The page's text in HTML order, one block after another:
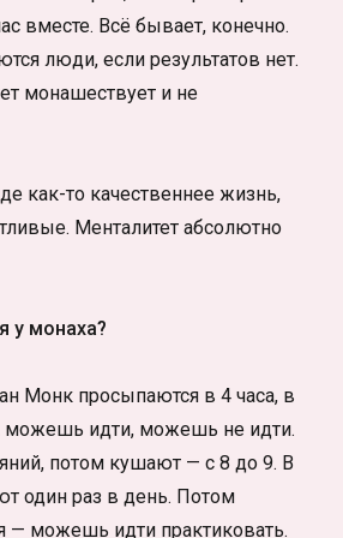
вместе. Всё бывает, конечно.
люди, если результатов нет.
монашествует и не
как-то качественнее жизнь,
Менталитет абсолютно
у монаха?
Монк просыпаются в 4 часа, в
можешь идти, можешь не идти.
потом кушают — с 8 до 9. В
один раз в день. Потом
— можешь идти практиковать.